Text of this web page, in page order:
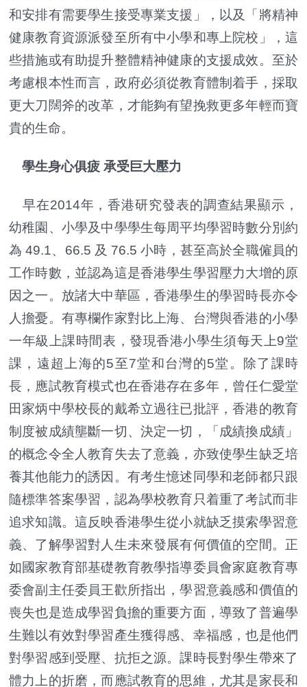
和安排有需要學生接受專業支援」，以及「將精神
健康教育資源派發至所有中小學和專上院校」，這
些措施或有助提升整體精神健康的支援成效。至於
考慮根本性而言，政府必須從教育體制着手，採取
更大刀闊斧的改革，才能夠有望挽救更多年輕而寶
貴的生命。
學生身心俱疲 承受巨大壓力
早在2014年，香港研究發表的調查結果顯示，
幼稚園、小學及中學學生每周平均學習時數分別約
為 49.1、66.5 及 76.5 小時，甚至高於全職僱員的
工作時數，並認為這是香港學生學習壓力大增的原
因之一。放諸大中華區，香港學生的學習時長亦令
人擔憂。有專欄作家對比上海、台灣與香港的小學
一年級上課時間表，發現香港小學生須每天上9堂
課，遠超上海的5至7堂和台灣的5堂。除了課時
長，應試教育模式也在香港存在多年，曾任仁愛堂
田家炳中學校長的戴希立過往已批評，香港的教育
制度被成績壟斷一切、決定一切，「成績換成績」
的概念令全人教育失去了意義，亦致使學生缺乏培
養其他能力的誘因。有考生憶述同學和老師都只跟
隨標準答案學習，認為學校教育只着重了考試而非
追求知識。這反映香港學生從小就缺乏摸索學習意
義、了解學習對人生未來發展有何價值的空間。正
如國家教育部基礎教育教學指導委員會家庭教育專
委會副主任委員王歡所指出，學習意義感和價值的
喪失也是造成學習負擔的重要方面，導致了普遍學
生難以有效對學習產生獲得感、幸福感，也是他們
對學習感到受壓、抗拒之源。課時長對學生帶來了
體力上的折磨，而應試教育的思維，尤其是家長和